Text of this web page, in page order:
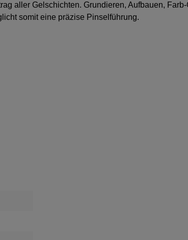
aller Gelschichten. Grundieren, Aufbauen,
somit eine präzise Pinselführung.